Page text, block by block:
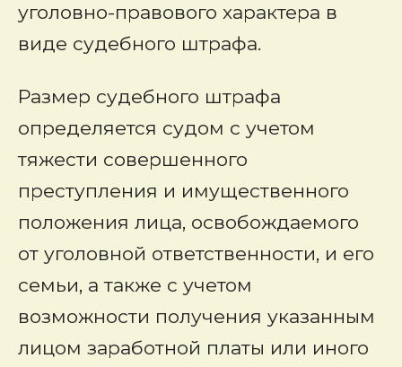
уголовно-правового характера в
виде судебного штрафа.
Размер судебного штрафа
определяется судом с учетом
тяжести совершенного
преступления и имущественного
положения лица, освобождаемого
от уголовной ответственности, и его
семьи, а также с учетом
возможности получения указанным
лицом заработной платы или иного